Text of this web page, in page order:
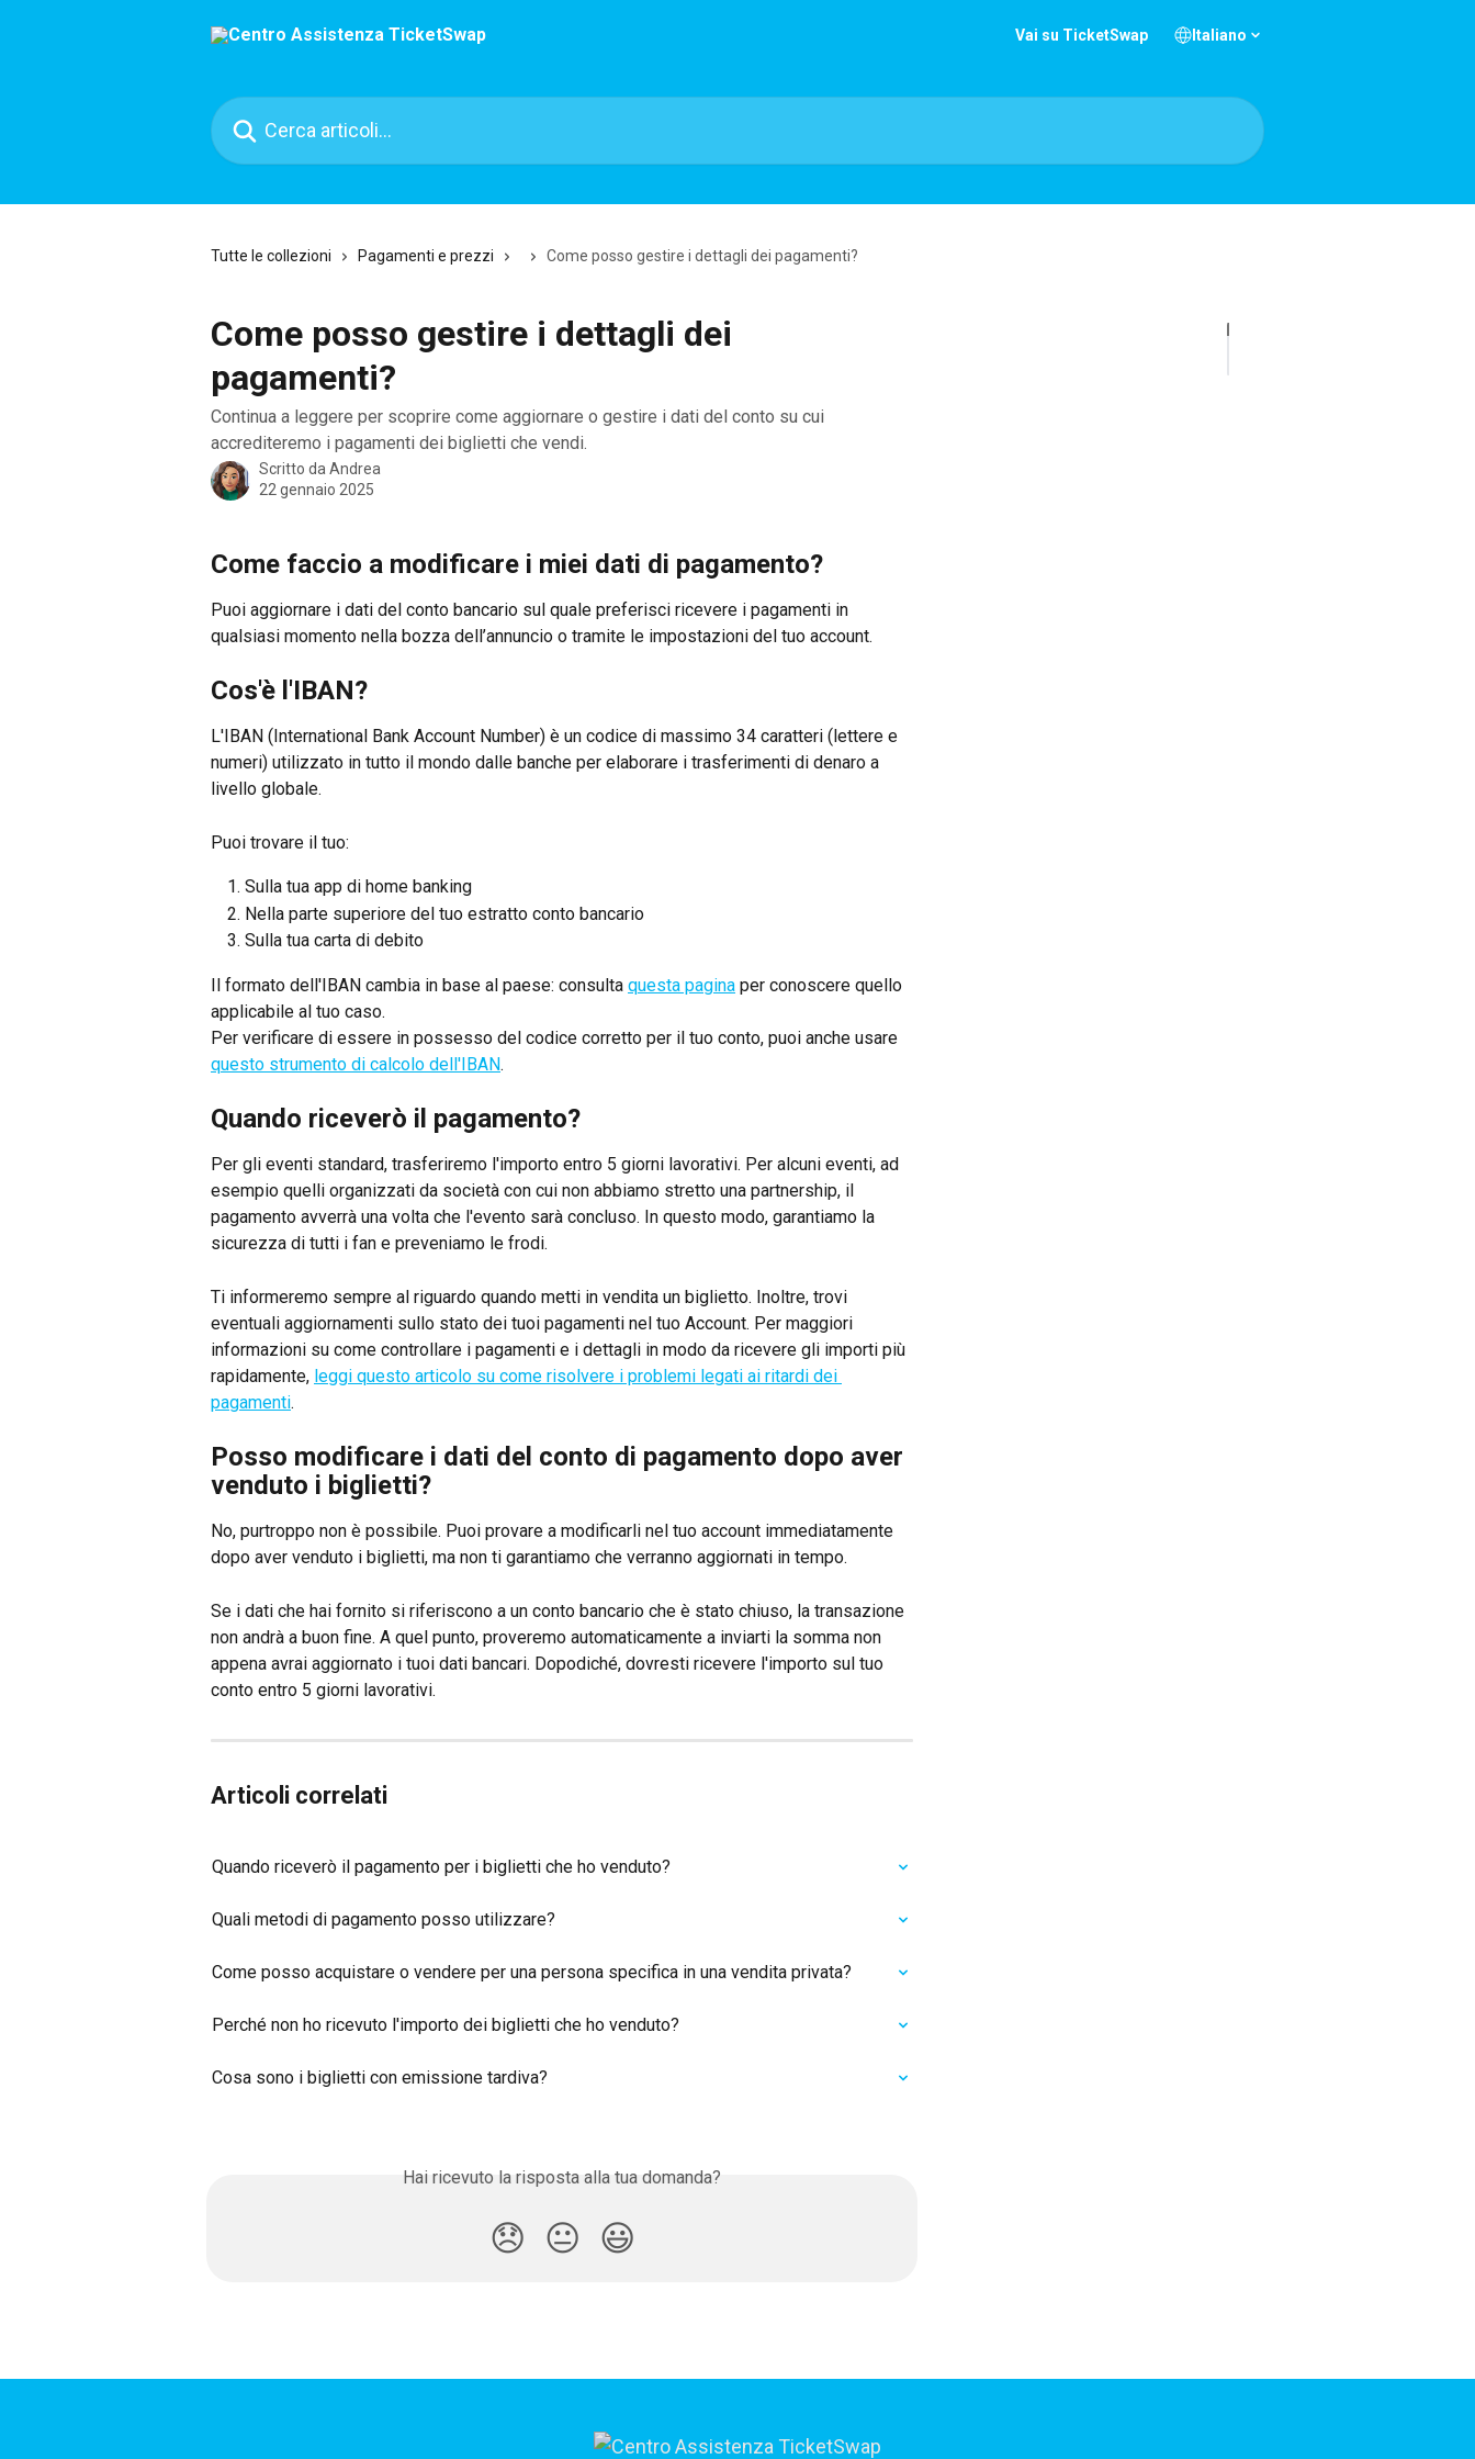
Vai su TicketSwap Italiano
Cerca articoli…
Tutte le collezioni Pagamenti e prezzi Come posso gestire i dettagli dei pagamenti?
Come posso gestire i dettagli dei
pagamenti?
Continua a leggere per scoprire come aggiornare o gestire i dati del conto su cui
accrediteremo i pagamenti dei biglietti che vendi.
Scritto da Andrea
22 gennaio 2025
Come faccio a modificare i miei dati di pagamento?
Puoi aggiornare i dati del conto bancario sul quale preferisci ricevere i pagamenti in
qualsiasi momento nella bozza dell’annuncio o tramite le impostazioni del tuo account.
Cos'è l'IBAN?
L'IBAN (International Bank Account Number) è un codice di massimo 34 caratteri (lettere e
numeri) utilizzato in tutto il mondo dalle banche per elaborare i trasferimenti di denaro a
livello globale.
Puoi trovare il tuo:
Sulla tua app di home banking
Nella parte superiore del tuo estratto conto bancario
Sulla tua carta di debito
Il formato dell'IBAN cambia in base al paese: consulta questa pagina per conoscere quello
applicabile al tuo caso.
Per verificare di essere in possesso del codice corretto per il tuo conto, puoi anche usare
questo strumento di calcolo dell'IBAN.
Quando riceverò il pagamento?
Per gli eventi standard, trasferiremo l'importo entro 5 giorni lavorativi. Per alcuni eventi, ad
esempio quelli organizzati da società con cui non abbiamo stretto una partnership, il
pagamento avverrà una volta che l'evento sarà concluso. In questo modo, garantiamo la
sicurezza di tutti i fan e preveniamo le frodi.
Ti informeremo sempre al riguardo quando metti in vendita un biglietto. Inoltre, trovi
eventuali aggiornamenti sullo stato dei tuoi pagamenti nel tuo Account. Per maggiori
informazioni su come controllare i pagamenti e i dettagli in modo da ricevere gli importi più
rapidamente, leggi questo articolo su come risolvere i problemi legati ai ritardi dei
pagamenti.
Posso modificare i dati del conto di pagamento dopo aver
venduto i biglietti?
No, purtroppo non è possibile. Puoi provare a modificarli nel tuo account immediatamente
dopo aver venduto i biglietti, ma non ti garantiamo che verranno aggiornati in tempo.
Se i dati che hai fornito si riferiscono a un conto bancario che è stato chiuso, la transazione
non andrà a buon fine. A quel punto, proveremo automaticamente a inviarti la somma non
appena avrai aggiornato i tuoi dati bancari. Dopodiché, dovresti ricevere l'importo sul tuo
conto entro 5 giorni lavorativi.
Articoli correlati
Quando riceverò il pagamento per i biglietti che ho venduto?
Quali metodi di pagamento posso utilizzare?
Come posso acquistare o vendere per una persona specifica in una vendita privata?
Perché non ho ricevuto l'importo dei biglietti che ho venduto?
Cosa sono i biglietti con emissione tardiva?
Hai ricevuto la risposta alla tua domanda?
😞 😐 😃